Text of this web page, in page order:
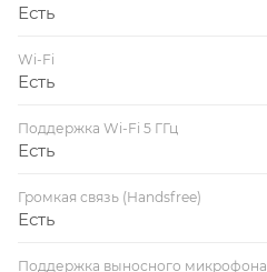
Есть
Wi-Fi
Есть
Поддержка Wi-Fi 5 ГГц
Есть
Громкая связь (Handsfree)
Есть
Поддержка выносного микрофона